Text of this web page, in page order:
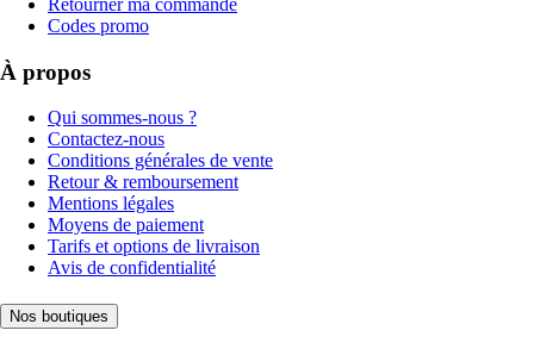
Codes promo
À propos
Qui sommes-nous ?
Contactez-nous
Conditions générales de vente
Retour & remboursement
Mentions légales
Moyens de paiement
Tarifs et options de livraison
Avis de confidentialité
Nos boutiques